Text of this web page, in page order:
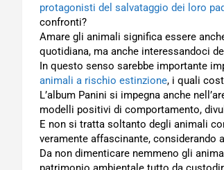
protagonisti del salvataggio dei loro
confronti?
Amare gli animali significa essere
quotidiana, ma anche interessandoci
In questo senso sarebbe importante
animali a rischio estinzione, i quali
L’album Panini si impegna anche
modelli positivi di comportamento,
E non si tratta soltanto degli animali
veramente affascinante,
Da non dimenticare nemmeno gli